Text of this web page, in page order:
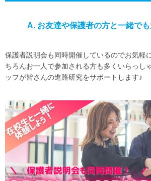
A. お友達や保護者の方と一緒で
保護者説明会も同時開催しているのでお気軽
ちろんお一人で参加される方も多くいらっし
ッフが皆さんの進路研究をサポートします♪